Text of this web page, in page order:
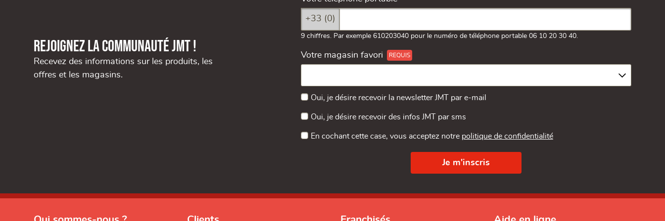
Rejoignez la communauté JMT !
Recevez des informations sur les produits, les
offres et les magasins.
+33 (0)
9 chiffres. Par exemple 610203040 pour le numéro de téléphone portable 06 10 20 30 40.
Votre magasin favori
Oui, je désire recevoir la newsletter JMT par e-mail
Oui, je désire recevoir des infos JMT par sms
En cochant cette case, vous acceptez notre politique de confidentialité